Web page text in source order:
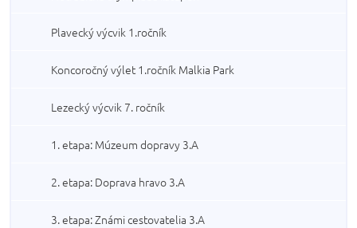
Plavecký výcvik 1.ročník
Koncoročný výlet 1.ročník Malkia Park
Lezecký výcvik 7. ročník
1. etapa: Múzeum dopravy 3.A
2. etapa: Doprava hravo 3.A
3. etapa: Známi cestovatelia 3.A